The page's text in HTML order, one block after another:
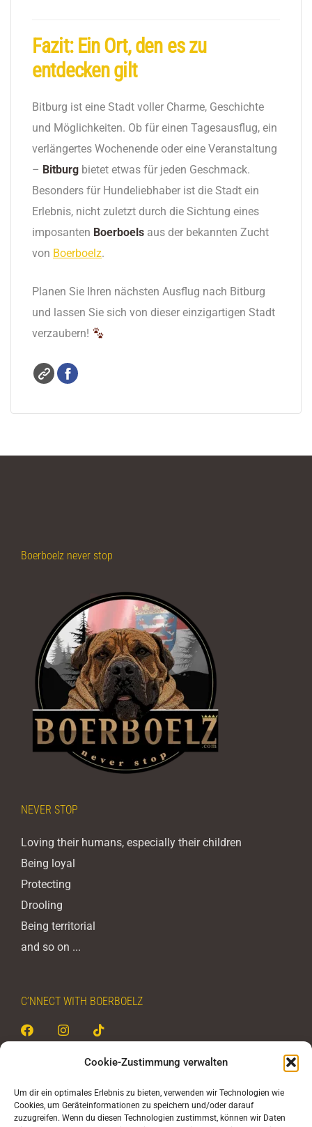
Cookie-Zustimmung verwalten
Um dir ein optimales Erlebnis zu bieten, verwenden wir Technologien wie
Cookies, um Geräteinformationen zu speichern und/oder darauf
zuzugreifen. Wenn du diesen Technologien zustimmst, können wir Daten
Fazit: Ein Ort, den es zu
entdecken gilt
Bitburg ist eine Stadt voller Charme, Geschichte
und Möglichkeiten. Ob für einen Tagesausflug, ein
verlängertes Wochenende oder eine Veranstaltung
– Bitburg bietet etwas für jeden Geschmack.
Besonders für Hundeliebhaber ist die Stadt ein
Erlebnis, nicht zuletzt durch die Sichtung eines
imposanten Boerboels aus der bekannten Zucht
von Boerboelz.
Planen Sie Ihren nächsten Ausflug nach Bitburg
und lassen Sie sich von dieser einzigartigen Stadt
verzaubern!
Boerboelz never stop
NEVER STOP
Loving their humans, especially their children
Being loyal
Protecting
Drooling
Being territorial
and so on ...
C’NNECT WITH BOERBOELZ
BOERBOELZ - never stop
Christoph Rehak